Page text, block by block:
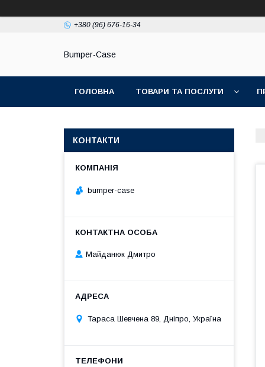
+380 (96) 676-16-34
Bumper-Case
ГОЛОВНА ТОВАРИ ТА ПОСЛУГИ
КОНТАКТИ
bumper-case
Майданюк Дмитро
Тараса Шевчена 89, Дніпро, Україна